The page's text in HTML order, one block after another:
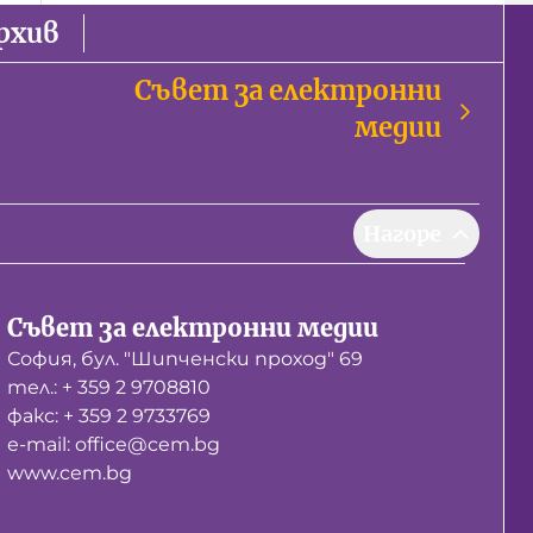
Съвет за електронни
медии
Съвет за електронни медии
София, бул. "Шипченски проход" 69
тел.: + 359 2 9708810
факс: + 359 2 9733769
е-mail: office@cem.bg
www.cem.bg